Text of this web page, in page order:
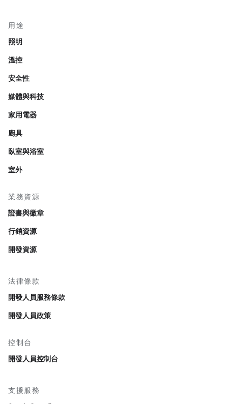
用途
照明
溫控
安全性
媒體與科技
家用電器
廚具
臥室與浴室
室外
業務資源
證書與徽章
行銷資源
開發資源
法律條款
開發人員服務條款
開發人員政策
控制台
開發人員控制台
支援服務